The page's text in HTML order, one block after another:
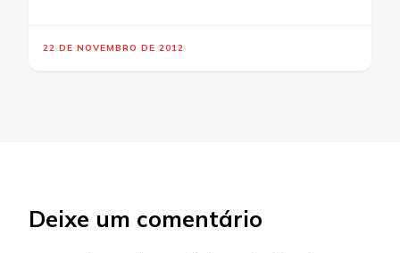
22 DE NOVEMBRO DE 2012
Deixe um comentário